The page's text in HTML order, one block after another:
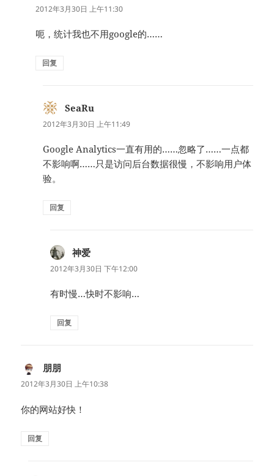
道：
2012年3月30日 上午11:30
呃，统计我也不用google的……
回复
SeaRu
道：
2012年3月30日 上午11:49
Google Analytics一直有用的……忽略了……一点都
不影响啊……只是访问后台数据很慢，不影响用户体
验。
回复
神爱
道：
2012年3月30日 下午12:00
有时慢…快时不影响…
回复
朋朋
道：
2012年3月30日 上午10:38
你的网站好快！
回复